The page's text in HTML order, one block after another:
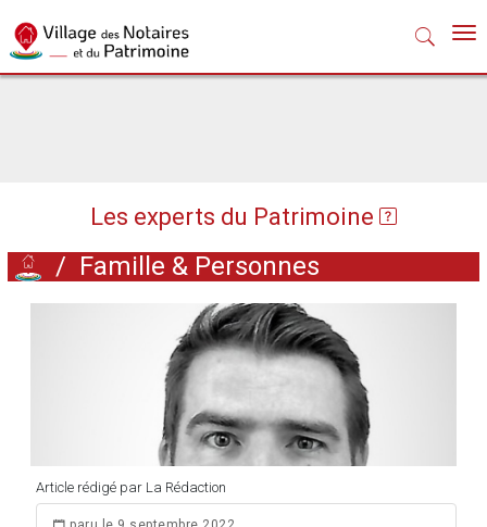
Les experts du Patrimoine
/ Famille & Personnes
Article rédigé par La Rédaction